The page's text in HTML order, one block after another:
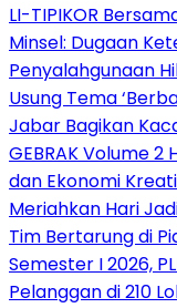
LI-TIPIKOR
Minsel: Dugaan
Penyalahgunaan
‎Usung Tema
Jabar Bagikan
GEBRAK Volume
dan Ekonomi
Meriahkan Hari
Tim Bertarung di
Semester I 2026,
Pelanggan di 210